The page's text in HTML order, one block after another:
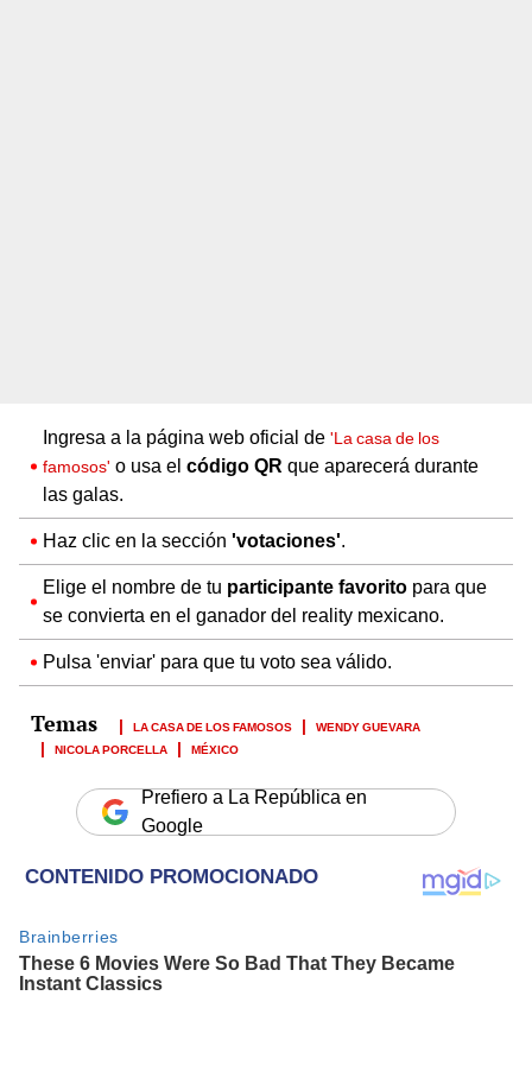
Ingresa a la página web oficial de 'La casa de los
famosos' o usa el código QR que aparecerá durante
las galas.
Haz clic en la sección 'votaciones'.
Elige el nombre de tu participante favorito para que
se convierta en el ganador del reality mexicano.
Pulsa 'enviar' para que tu voto sea válido.
LA CASA DE LOS FAMOSOS
WENDY GUEVARA
NICOLA PORCELLA
MÉXICO
Prefiero a La República en
Google